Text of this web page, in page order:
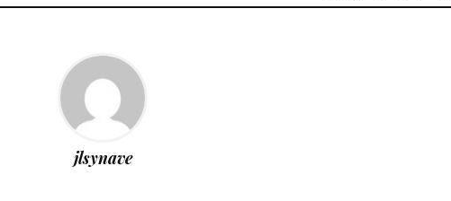
jlsynave